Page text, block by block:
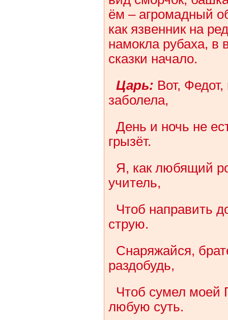
ём – агромадный
как язвенник на
намокла рубаха, в
сказки начало.
Царь: Вот,
заболела,
День и ночь не
грызёт.
Я, как любящий
учитель,
Чтоб направить
струю.
Снаряжайся,
раздобудь,
Чтоб сумел моей
любую суть.